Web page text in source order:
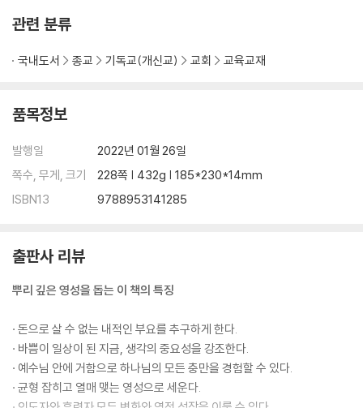
Day 05 열매를 넘어 나눔과 섬김으로
6주 뻗어 나가는 영성
Day 01 뻗어 나가는 영성의 삶
Day 03 영적 인도자의 중요성 깨닫기
Day 04 삶을 바꾸는 소중한 만남
Day 05 탁월한 영성을 유지하는 비결
관련 분류
국내도서 종교 기독교(개신교) 교회 교육교재
품목정보
발행일
2022년 01월 26일
쪽수, 무게, 크기
228쪽 | 432g | 185*230*14mm
ISBN13
9788953141285
출판사 리뷰
뿌리 깊은 영성을 돕는 이 책의 특징
· 돈으로 살 수 없는 내적인 부요를 추구하게 한다.
· 바쁨이 일상이 된 지금, 생각의 중요성을 강조한다.
· 예수님 안에 거함으로 하나님의 모든 충만을 경험할 수 있다.
· 균형 잡히고 열매 맺는 영성으로 세운다.